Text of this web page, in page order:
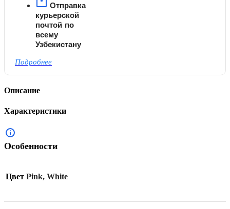
Отправка
курьерской
почтой по
всему
Узбекистану
Подробнее
Описание
Характеристики
Особенности
Цвет Pink, White